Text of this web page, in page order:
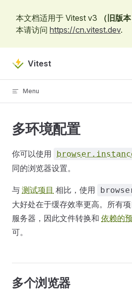
本文档适用于 Vitest v3 （旧版本
本请访问 https://cn.vitest.dev.
Skip to content
Vitest
Menu
多环境配置
你可以使用
同的浏览器设置。
与 测试项目 相比，使用
大好处在于缓存效率更高。所有
服务器，因此文件转换和 依赖的
可。
多个浏览器